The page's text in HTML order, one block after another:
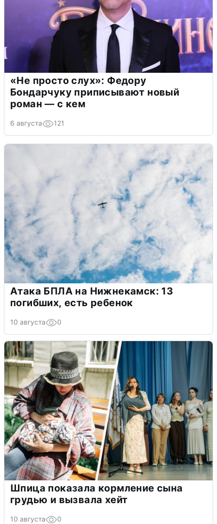
«Не просто слух»: Федору
Бондарчуку приписывают новый
роман — с кем
6 августа 121
Атака БПЛА на Нижнекамск: 13
погибших, есть ребенок
10 августа 0
Шпица показала кормление сына
грудью и вызвала хейт
10 августа 0